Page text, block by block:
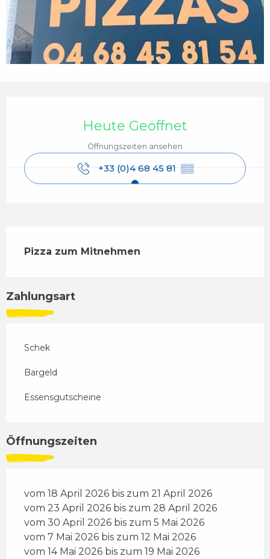
Heute Geöffnet
Öffnungszeiten ansehen
+33 (0)4 68 45 81 ▒▒
Pizza zum Mitnehmen
Zahlungsart
Schek
Bargeld
Essensgutscheine
Öffnungszeiten
vom 18 April 2026 bis zum 21 April 2026
vom 23 April 2026 bis zum 28 April 2026
vom 30 April 2026 bis zum 5 Mai 2026
vom 7 Mai 2026 bis zum 12 Mai 2026
vom 14 Mai 2026 bis zum 19 Mai 2026